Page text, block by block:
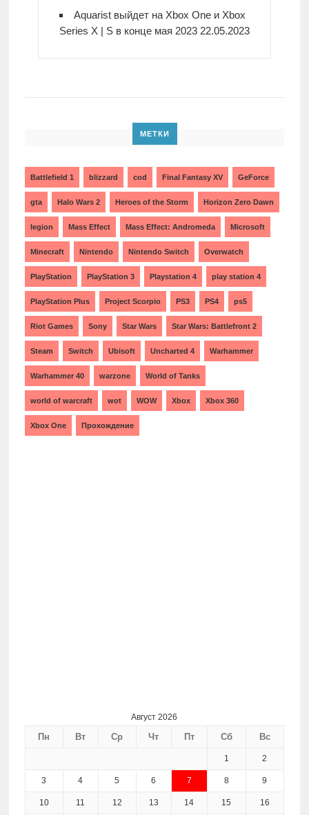
Aquarist выйдет на Xbox One и Xbox
Series X | S в конце мая 2023 22.05.2023
МЕТКИ
Battlefield 1 blizzard cod Final Fantasy XV GeForce
gta Halo Wars 2 Heroes of the Storm Horizon Zero Dawn
legion Mass Effect Mass Effect: Andromeda Microsoft
Minecraft Nintendo Nintendo Switch Overwatch
PlayStation PlayStation 3 Playstation 4 play station 4
PlayStation Plus Project Scorpio PS3 PS4 ps5
Riot Games Sony Star Wars Star Wars: Battlefront 2
Steam Switch Ubisoft Uncharted 4 Warhammer
Warhammer 40 warzone World of Tanks
world of warcraft wot WOW Xbox Xbox 360
Xbox One Прохождение
Август 2026
Пн Вт Ср Чт Пт Сб Вс
1 2
3 4 5 6 7 8 9
10 11 12 13 14 15 16